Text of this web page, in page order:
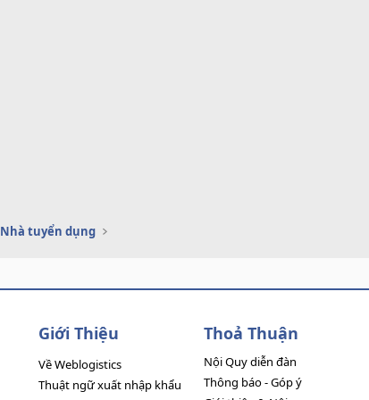
Nhà tuyển dụng
Giới Thiệu
Về Weblogistics
Thuật ngữ xuất nhập khẩu
Thoả Thuận
Nội Quy diễn đàn
Thông báo - Góp ý